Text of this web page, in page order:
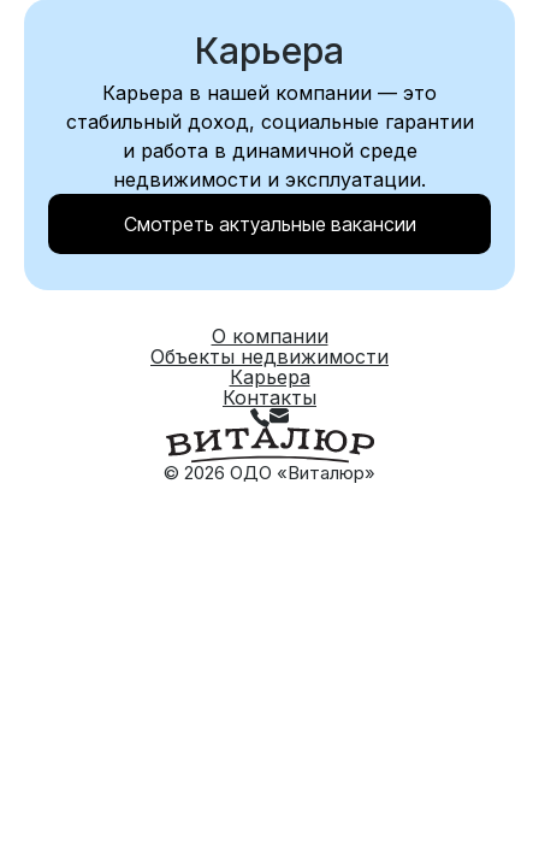
Карьера
Карьера в нашей компании — это
стабильный доход, социальные гарантии
и работа в динамичной среде
недвижимости и эксплуатации.
Смотреть актуальные вакансии
© 2026 ОДО «Виталюр»
О компании
Объекты недвижимости
Карьера
Контакты